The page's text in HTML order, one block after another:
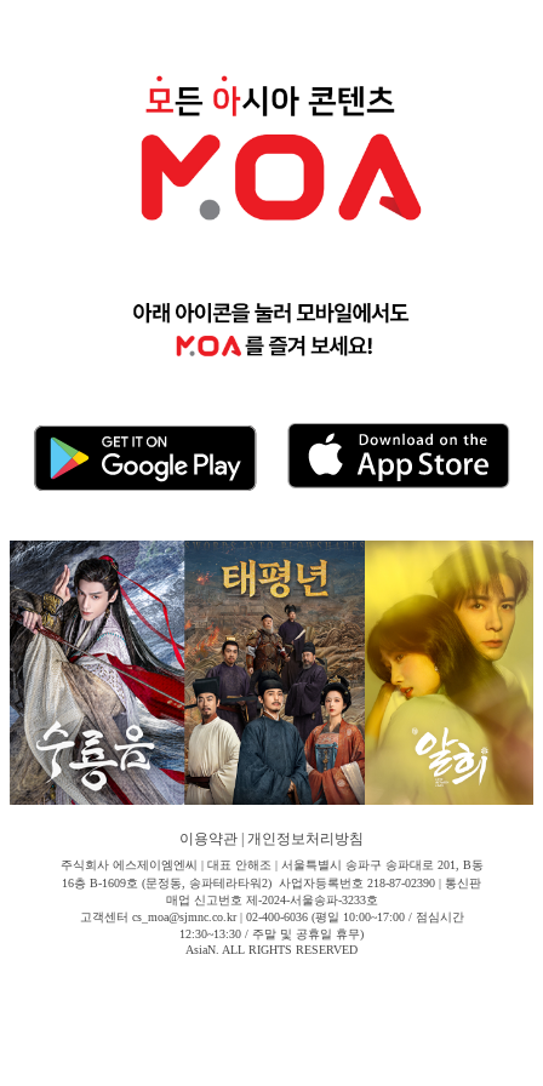
이용약관 개인정보처리방침
주식회사 에스제이엠엔씨 | 대표 안해조 | 서울특별시 송파구 송파대로 201, B동
16층 B-1609호 (문정동, 송파테라타워2) 사업자등록번호 218-87-02390 | 통신판
매업 신고번호 제-2024-서울송파-3233호
고객센터 cs_moa@sjmnc.co.kr | 02-400-6036 (평일 10:00~17:00 / 점심시간
12:30~13:30 / 주말 및 공휴일 휴무)
AsiaN. ALL RIGHTS RESERVED